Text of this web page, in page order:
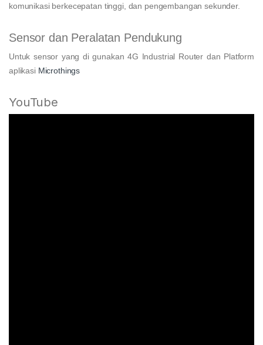
komunikasi berkecepatan tinggi, dan pengembangan sekunder.
Sensor dan Peralatan Pendukung
Untuk sensor yang di gunakan 4G Industrial Router dan Platform
aplikasi Microthings
YouTube